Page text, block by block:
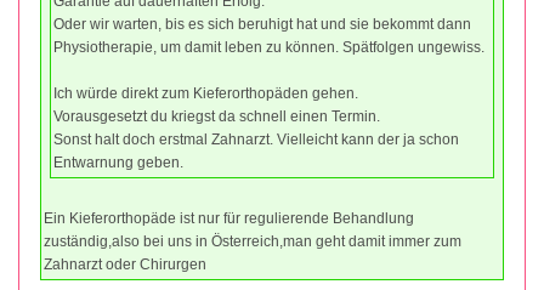
Oder wir warten, bis es sich beruhigt hat und sie bekommt dann
Physiotherapie, um damit leben zu können. Spätfolgen ungewiss.
Ich würde direkt zum Kieferorthopäden gehen.
Vorausgesetzt du kriegst da schnell einen Termin.
Sonst halt doch erstmal Zahnarzt. Vielleicht kann der ja schon
Entwarnung geben.
Ein Kieferorthopäde ist nur für regulierende Behandlung
zuständig,also bei uns in Österreich,man geht damit immer zum
Zahnarzt oder Chirurgen